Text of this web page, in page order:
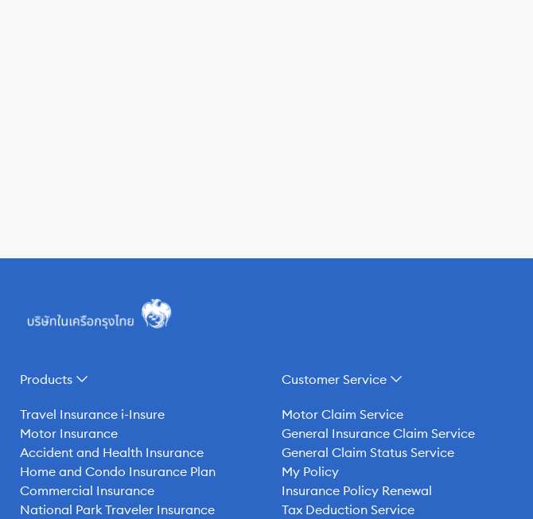
Products
Travel Insurance i-Insure
Motor Insurance
Accident and Health Insurance
Home and Condo Insurance Plan
Commercial Insurance
National Park Traveler Insurance
Customer Service
Motor Claim Service
General Insurance Claim Service
General Claim Status Service
My Policy
Insurance Policy Renewal
Tax Deduction Service